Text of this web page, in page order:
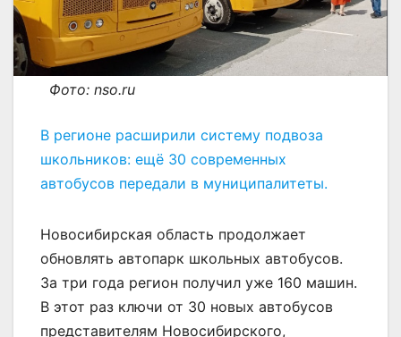
Фото: nso.ru
В регионе расширили систему подвоза
школьников: ещё 30 современных
автобусов передали в муниципалитеты.
Новосибирская область продолжает
обновлять автопарк школьных автобусов.
За три года регион получил уже 160 машин.
В этот раз ключи от 30 новых автобусов
представителям Новосибирского,